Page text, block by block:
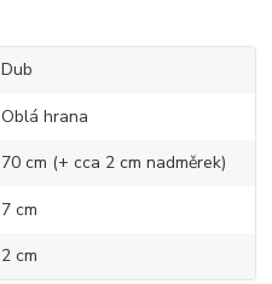
Dub
Oblá hrana
70 cm (+ cca 2 cm nadměrek)
7 cm
2 cm